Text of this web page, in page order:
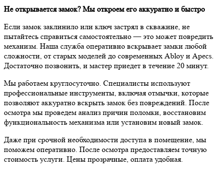
Не открывается замок? Мы откроем его аккуратно и быстро
Если замок заклинило или ключ застрял в скважине, не
пытайтесь справиться самостоятельно — это может повредить
механизм. Наша служба оперативно вскрывает замки любой
сложности, от старых моделей до современных Abloy и Apecs.
Достаточно позвонить, и мастер приедет в течение 20 минут.
Мы работаем круглосуточно. Специалисты используют
профессиональные инструменты, включая отмычки, которые
позволяют аккуратно вскрыть замок без повреждений. После
осмотра мы проведем анализ причин поломки, восстановим
функциональность механизма или установим новый замок.
Даже при срочной необходимости доступа в помещение, мы
поможем оперативно. После осмотра предоставляем точную
стоимость услуги. Цены прозрачные, оплата удобная.